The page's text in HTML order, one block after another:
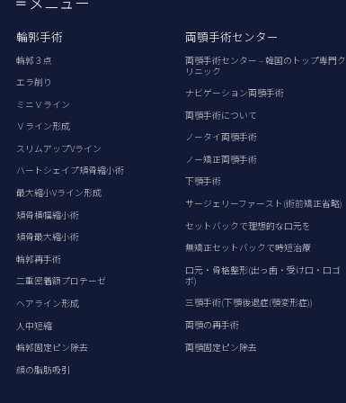
輪郭手術
輪郭３点
エラ削り
ミニＶライン
Ｖライン形成
スリムアップVライン
ハートシェイプ頬骨縮小術
最大縮小Vライン形成
頬骨横幅縮小術
頬骨最大縮小術
輪郭再手術
二重密着額プロテーゼ
ヘアライン形成
人中短縮
輪郭固定ピン除去
顔の脂肪吸引
両顎手術センター
両顎手術センター – 韓国のトップ専門ク
リニック
ナビゲーション両顎手術
両顎手術について
ノータイ両顎手術
ノー矯正両顎手術
下顎手術
サージェリーファースト(術前矯正省略)
セットバックで理想的な口元を
無矯正セットバックで時短治療
口元・骨格整形(出っ歯・受け口・口ゴ
ボ)
三顎手術(下顎後退症(顎変形症))
両顎の再手術
両顎固定ピン除去